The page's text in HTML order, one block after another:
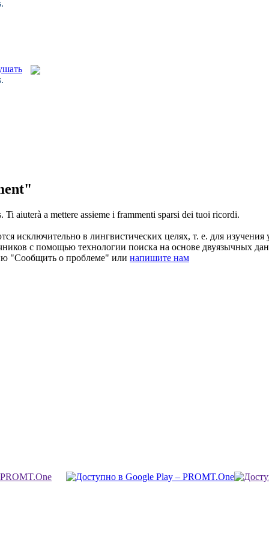
Ti aiuterà a mettere assieme i frammenti sparsi dei tuoi ricordi.
исключительно в лингвистических целях, т. е. для
с помощью технологии поиска на основе двуязычных
"Сообщить о проблеме" или напишите нам